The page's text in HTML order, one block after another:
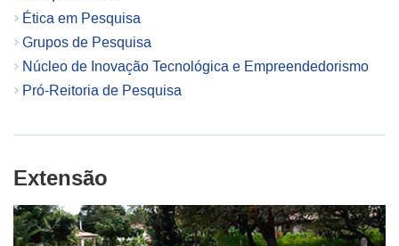
Ética em Pesquisa
Grupos de Pesquisa
Núcleo de Inovação Tecnológica e Empreendedorismo
Pró-Reitoria de Pesquisa
Extensão